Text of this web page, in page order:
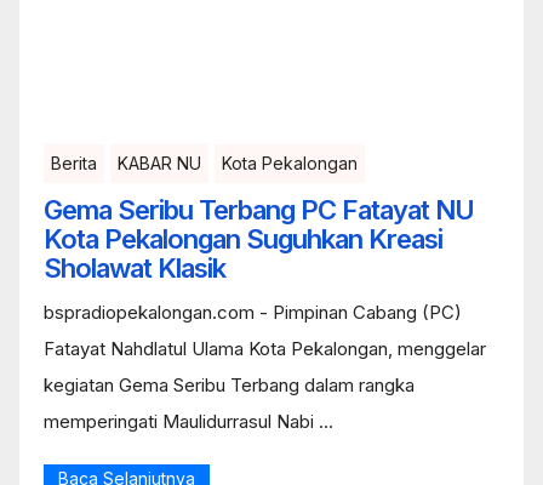
Berita KABAR NU Kota Pekalongan
Gema Seribu Terbang PC Fatayat NU
Kota Pekalongan Suguhkan Kreasi
Sholawat Klasik
bspradiopekalongan.com - Pimpinan Cabang (PC)
Fatayat Nahdlatul Ulama Kota Pekalongan, menggelar
kegiatan Gema Seribu Terbang dalam rangka
memperingati Maulidurrasul Nabi ...
Baca Selanjutnya